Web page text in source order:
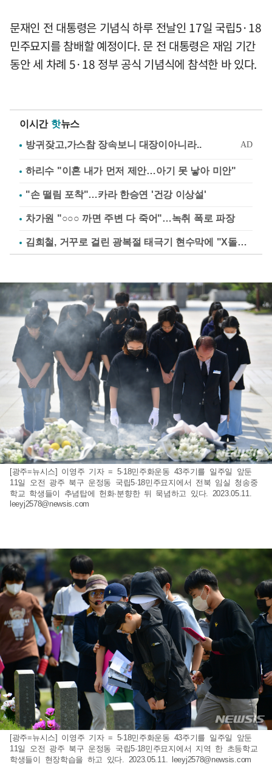
문재인 전 대통령은 기념식 하루 전날인 17일 국립5·18
민주묘지를 참배할 예정이다. 문 전 대통령은 재임 기간
동안 세 차례 5·18 정부 공식 기념식에 참석한 바 있다.
이시간 핫뉴스
하리수 "이혼 내가 먼저 제안…아기 못 낳아 미안"
"손 떨림 포착"…카라 한승연 '건강 이상설'
차가원 "○○○ 까면 주변 다 죽어"…녹취 폭로 파장
김희철, 거꾸로 걸린 광복절 태극기 현수막에 "X돌았네"
[광주=뉴시스] 이영주 기자 = 5·18민주화운동 43주기를 일주일 앞둔
11일 오전 광주 북구 운정동 국립5·18민주묘지에서 전북 임실 청송중
학교 학생들이 추념탑에 헌화·분향한 뒤 묵념하고 있다. 2023.05.11.
leeyj2578@newsis.com
[광주=뉴시스] 이영주 기자 = 5·18민주화운동 43주기를 일주일 앞둔
11일 오전 광주 북구 운정동 국립5·18민주묘지에서 지역 한 초등학교
학생들이 현장학습을 하고 있다. 2023.05.11.
leeyj2578@newsis.com